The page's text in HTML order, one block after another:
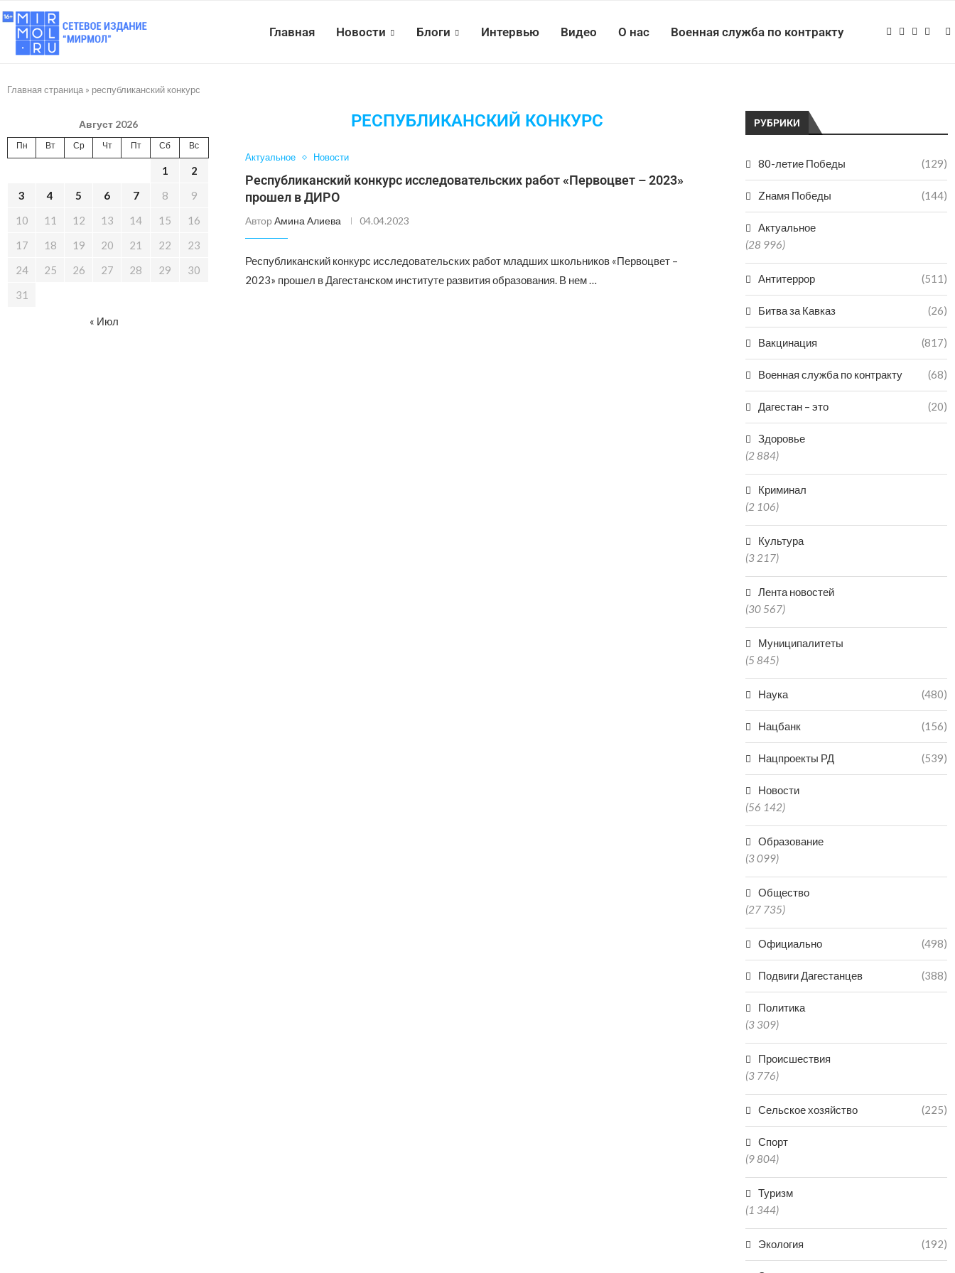
Главная Новости Блоги Интервью Видео О нас Военная служба по контракту
Главная страница » республиканский конкурс
РЕСПУБЛИКАНСКИЙ КОНКУРС
Актуальное Новости
Республиканский конкурс исследовательских работ «Первоцвет – 2023»
прошел в ДИРО
Автор Амина Алиева 04.04.2023
Республиканский конкурс исследовательских работ младших школьников «Первоцвет –
2023» прошел в Дагестанском институте развития образования. В нем …
РУБРИКИ
80-летие Победы (129)
Zнамя Победы (144)
Актуальное
(28 996)
Антитеррор (511)
Битва за Кавказ (26)
Вакцинация (817)
Военная служба по контракту (68)
Дагестан – это (20)
Здоровье
(2 884)
Криминал
(2 106)
Культура
(3 217)
Лента новостей
(30 567)
Муниципалитеты
(5 845)
Наука (480)
Нацбанк (156)
Нацпроекты РД (539)
Новости
(56 142)
Образование
(3 099)
Общество
(27 735)
Официально (498)
Подвиги Дагестанцев (388)
Политика
(3 309)
Происшествия
(3 776)
Сельское хозяйство (225)
Спорт
(9 804)
Туризм
(1 344)
Экология (192)
Август 2026
Пн Вт Ср Чт Пт Сб Вс
1
2
3
4 5 6 7 8
9
10
11 12 13 14 15
16
17
18 19 20 21 22
23
24
25 26 27 28 29
30
31
« Июл